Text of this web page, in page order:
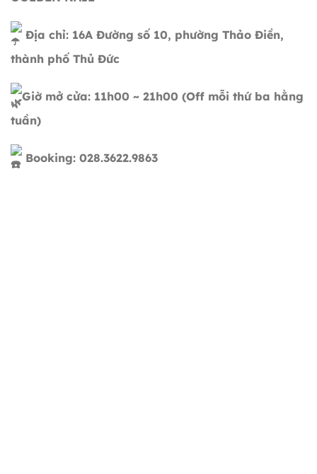
Địa chỉ: 16A Đường số 10, phường Thảo Điền,
thành phố Thủ Đức
Giờ mở cửa: 11h00 ~ 21h00 (Off mỗi thứ ba hằng
tuần)
Booking: 028.3622.9863